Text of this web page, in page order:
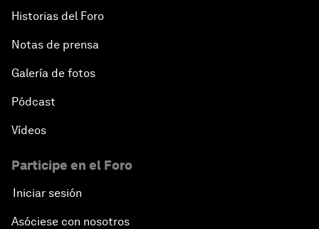
Historias del Foro
Notas de prensa
Galería de fotos
Pódcast
Vídeos
Participe en el Foro
Iniciar sesión
Asóciese con nosotros